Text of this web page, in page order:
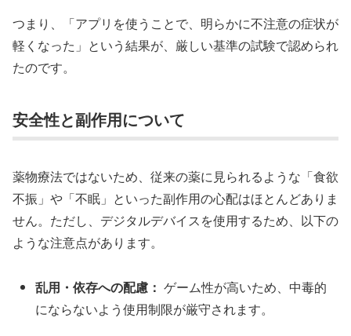
つまり、「アプリを使うことで、明らかに不注意の症状が
軽くなった」という結果が、厳しい基準の試験で認められ
たのです。
安全性と副作用について
薬物療法ではないため、従来の薬に見られるような「食欲
不振」や「不眠」といった副作用の心配はほとんどありま
せん。ただし、デジタルデバイスを使用するため、以下の
ような注意点があります。
乱用・依存への配慮： ゲーム性が高いため、中毒的
にならないよう使用制限が厳守されます。